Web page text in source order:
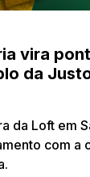
vira
da
da Loft em
com a